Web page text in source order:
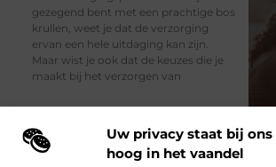
Uw privacy staat bij ons
hoog in het vaandel
gezegend bent met een prachtige bos
krullen, weet je dat de verzorging
ervan een hele uitdaging kan zijn.
Maar wist je ook dat de keuzes die je
maakt bij het verzorgen van